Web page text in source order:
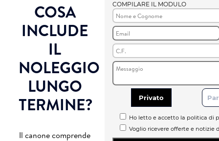
COSA
INCLUDE
IL
NOLEGGIO
LUNGO
TERMINE?
Il canone comprende
COMPILARE IL MODULO
Privato
Ho letto e accetto la politica di
Voglio ricevere offerte e notizie